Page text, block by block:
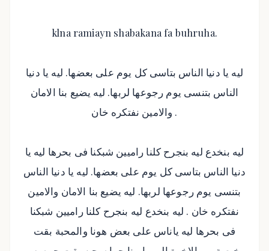
klna ramiayn shabakana fa buhruha.
ليه يا دنيا الناس بتاسى كل يوم على بعضها. ليه يا دنيا
الناس بتنسى يوم رجوعها لربها. ليه يضيع بنا الامان
والامين نفتكره خان .
ليه بنخدع ليه بنجرح كلنا راميين شبكنا فى بحرها ليه يا
دنيا الناس بتاسى كل يوم على بعضها. ليه يا دنيا الناس
بتنسى يوم رجوعها لربها. ليه يضيع بنا الامان والامين
نفتكره خان . ليه بنخدع ليه بنجرح كلنا راميين شبكنا
فى بحرها ليه ياناس على بعض هونا والمحبة بقت